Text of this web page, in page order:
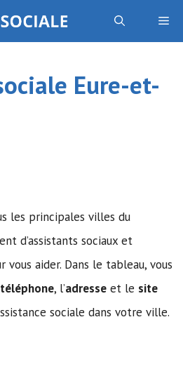
Eure-et-
les principales villes du
d’assistants sociaux et
vous aider. Dans le tableau, vous
téléphone, l’adresse et le site
sociale dans votre ville.